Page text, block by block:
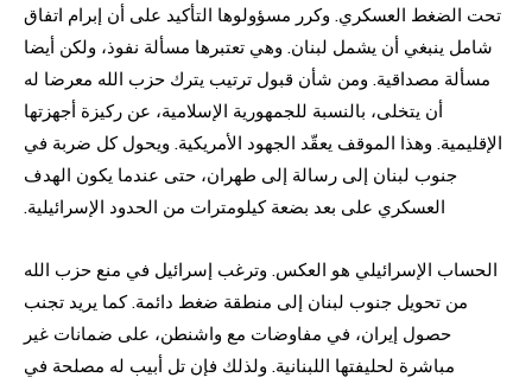
تحت الضغط العسكري. وكرر مسؤولوها التأكيد على أن إبرام اتفاق
شامل ينبغي أن يشمل لبنان. وهي تعتبرها مسألة نفوذ، ولكن أيضا
مسألة مصداقية. ومن شأن قبول ترتيب يترك حزب الله معرضا له
أن يتخلى، بالنسبة للجمهورية الإسلامية، عن ركيزة أجهزتها
الإقليمية. وهذا الموقف يعقّد الجهود الأمريكية. ويحول كل ضربة في
جنوب لبنان إلى رسالة إلى طهران، حتى عندما يكون الهدف
العسكري على بعد بضعة كيلومترات من الحدود الإسرائيلية.
الحساب الإسرائيلي هو العكس. وترغب إسرائيل في منع حزب الله
من تحويل جنوب لبنان إلى منطقة ضغط دائمة. كما يريد تجنب
حصول إيران، في مفاوضات مع واشنطن، على ضمانات غير
مباشرة لحليفتها اللبنانية. ولذلك فإن تل أبيب له مصلحة في